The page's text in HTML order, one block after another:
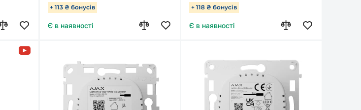
+ 113 ₴ бонусів
Є в наявності
+ 118 ₴ бонусів
Є в наявності